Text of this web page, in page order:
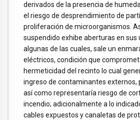
derivados de la presencia de
el riesgo de desprendimiento de
proliferación de microorganismos.
suspendido exhibe aberturas en sus
algunas de las cuales, sale un
eléctricos, condición que
hermeticidad del recinto lo cual
ingreso de contaminantes externos,
así como representaría riesgo de
incendio; adicionalmente a lo
cables expuestos y canaletas de